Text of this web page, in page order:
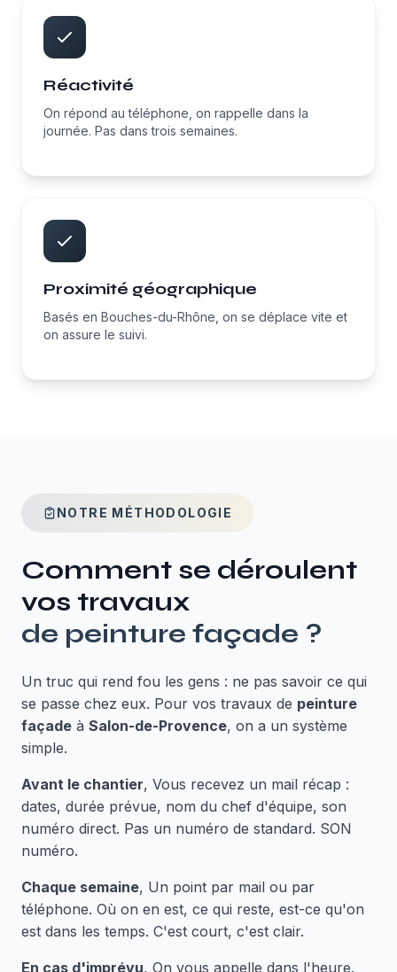
Réactivité
On répond au téléphone, on rappelle dans la
journée. Pas dans trois semaines.
Proximité géographique
Basés en Bouches-du-Rhône, on se déplace vite et
on assure le suivi.
NOTRE MÉTHODOLOGIE
Comment se déroulent
vos travaux
de peinture façade ?
Un truc qui rend fou les gens : ne pas savoir ce qui
se passe chez eux. Pour vos travaux de peinture
façade à Salon-de-Provence, on a un système
simple.
Avant le chantier, Vous recevez un mail récap :
dates, durée prévue, nom du chef d'équipe, son
numéro direct. Pas un numéro de standard. SON
numéro.
Chaque semaine, Un point par mail ou par
téléphone. Où on en est, ce qui reste, est-ce qu'on
est dans les temps. C'est court, c'est clair.
En cas d'imprévu, On vous appelle dans l'heure.